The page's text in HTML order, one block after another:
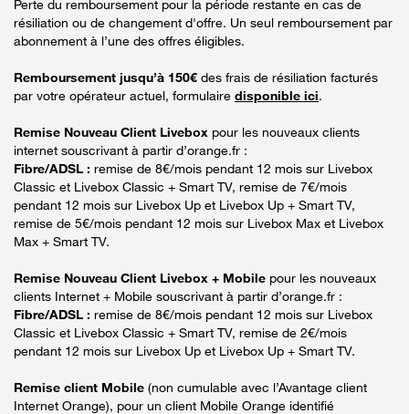
Perte du remboursement pour la période restante en cas de
résiliation ou de changement d'offre. Un seul remboursement par
abonnement à l’une des offres éligibles.
Remboursement jusqu’à 150€ des frais de résiliation facturés
par votre opérateur actuel, formulaire disponible ici.
Remise Nouveau Client Livebox pour les nouveaux clients
internet souscrivant à partir d’orange.fr :
Fibre/ADSL : remise de 8€/mois pendant 12 mois sur Livebox
Classic et Livebox Classic + Smart TV, remise de 7€/mois
pendant 12 mois sur Livebox Up et Livebox Up + Smart TV,
remise de 5€/mois pendant 12 mois sur Livebox Max et Livebox
Max + Smart TV.
Remise Nouveau Client Livebox + Mobile pour les nouveaux
clients Internet + Mobile souscrivant à partir d’orange.fr :
Fibre/ADSL : remise de 8€/mois pendant 12 mois sur Livebox
Classic et Livebox Classic + Smart TV, remise de 2€/mois
pendant 12 mois sur Livebox Up et Livebox Up + Smart TV.
Remise client Mobile (non cumulable avec l’Avantage client
Internet Orange), pour un client Mobile Orange identifié